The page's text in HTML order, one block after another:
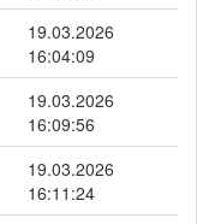
19.03.2026
16:04:09
19.03.2026
16:09:56
19.03.2026
16:11:24